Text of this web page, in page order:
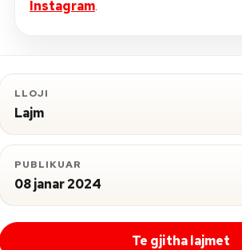
Instagram.
LLOJI
Lajm
PUBLIKUAR
08 janar 2024
Te gjitha lajmet